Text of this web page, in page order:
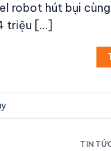
robot hút bụi
triệu […]
TIN